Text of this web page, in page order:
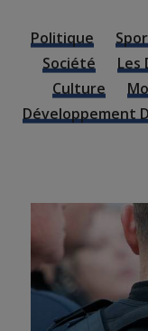
Politique
Société
Les
Culture
Développement